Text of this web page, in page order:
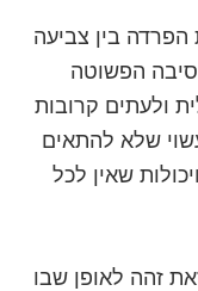
בין צביעה
הפשוטה
ולעתים קרובות
שלא להתאים
שאין לכל
זהה לאופן שבו